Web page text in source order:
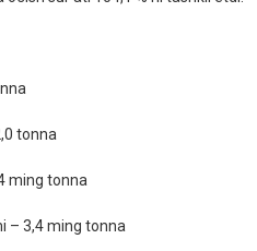
tonna
ming tonna
– 3,4 ming tonna